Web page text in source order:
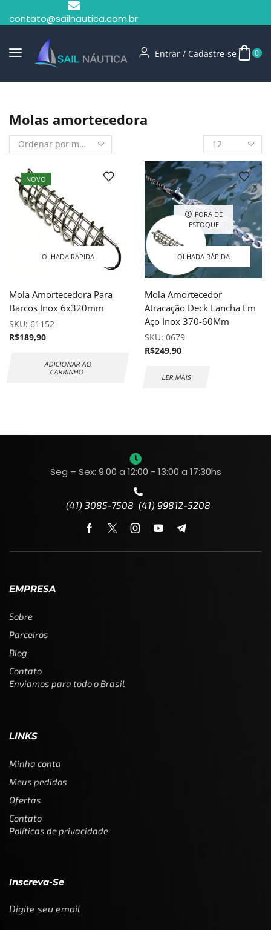
contato@sailnautica.com.br
Entrar / Cadastre-se 0
Molas amortecedora
NOVO
OLHADA RÁPIDA
Mola Amortecedora Para
Barcos Inox 6x320mm
SKU: 61152
R$189,90
ADICIONAR AO
CARRINHO
FORA DE
ESTOQUE
OLHADA RÁPIDA
Mola Amortecedor
Atracação Deck Lancha Em
Aço Inox 370-60Mm
SKU: 0679
R$249,90
LER MAIS
Seg – Sex: 9:00 a 12:00 - 13:00 a 17:30hs
(41) 3085-7508 (41) 99812-5208
EMPRESA
Sobre
Parceiros
Blog
Contato
Enviamos para todo o Brasil
LINKS
Minha conta
Meus pedidos
Ofertas
Contato
Políticas de privacidade
Inscreva-Se
Digite seu email